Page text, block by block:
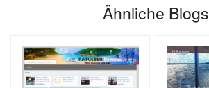
Ähnliche Blogs